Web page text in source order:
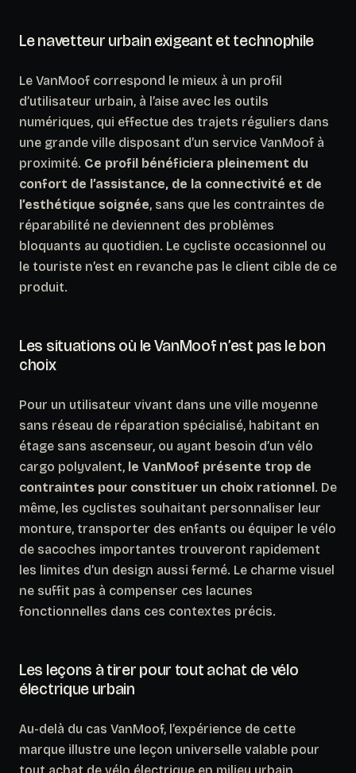
Le navetteur urbain exigeant et technophile
Le VanMoof correspond le mieux à un profil
d’utilisateur urbain, à l’aise avec les outils
numériques, qui effectue des trajets réguliers dans
une grande ville disposant d’un service VanMoof à
proximité. Ce profil bénéficiera pleinement du
confort de l’assistance, de la connectivité et de
l’esthétique soignée, sans que les contraintes de
réparabilité ne deviennent des problèmes
bloquants au quotidien. Le cycliste occasionnel ou
le touriste n’est en revanche pas le client cible de ce
produit.
Les situations où le VanMoof n’est pas le bon
choix
Pour un utilisateur vivant dans une ville moyenne
sans réseau de réparation spécialisé, habitant en
étage sans ascenseur, ou ayant besoin d’un vélo
cargo polyvalent, le VanMoof présente trop de
contraintes pour constituer un choix rationnel. De
même, les cyclistes souhaitant personnaliser leur
monture, transporter des enfants ou équiper le vélo
de sacoches importantes trouveront rapidement
les limites d’un design aussi fermé. Le charme visuel
ne suffit pas à compenser ces lacunes
fonctionnelles dans ces contextes précis.
Les leçons à tirer pour tout achat de vélo
électrique urbain
Au-delà du cas VanMoof, l’expérience de cette
marque illustre une leçon universelle valable pour
tout achat de vélo électrique en milieu urbain.